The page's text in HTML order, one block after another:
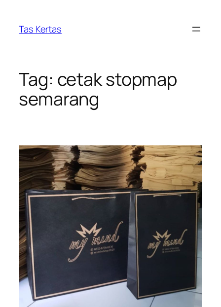
content
Tas Kertas
Tag: cetak stopmap
semarang